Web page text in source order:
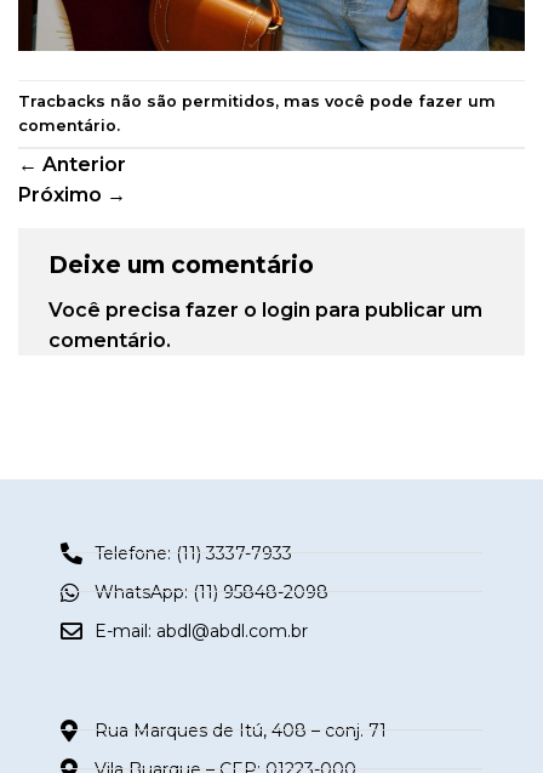
Tracbacks não são permitidos, mas você pode fazer um
comentário.
← Anterior
Próximo →
Deixe um comentário
Você precisa fazer o login para publicar um
comentário.
Telefone: (11) 3337-7933
WhatsApp: (11) 95848-2098
E-mail: abdl@abdl.com.br
Rua Marques de Itú, 408 – conj. 71